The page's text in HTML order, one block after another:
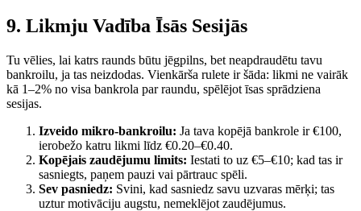
9. Likmju Vadība Īsās Sesijās
Tu vēlies, lai katrs raunds būtu jēgpilns, bet neapdraudētu tavu
bankroilu, ja tas neizdodas. Vienkārša rulete ir šāda: likmi ne vairāk
kā 1–2% no visa bankrola par raundu, spēlējot īsas sprādziena
sesijas.
Izveido mikro‑bankroilu: Ja tava kopējā bankrole ir €100,
ierobežo katru likmi līdz €0.20–€0.40.
Kopējais zaudējumu limits: Iestati to uz €5–€10; kad tas ir
sasniegts, paņem pauzi vai pārtrauc spēli.
Sev pasniedz: Svini, kad sasniedz savu uzvaras mērķi; tas
uztur motivāciju augstu, nemeklējot zaudējumus.